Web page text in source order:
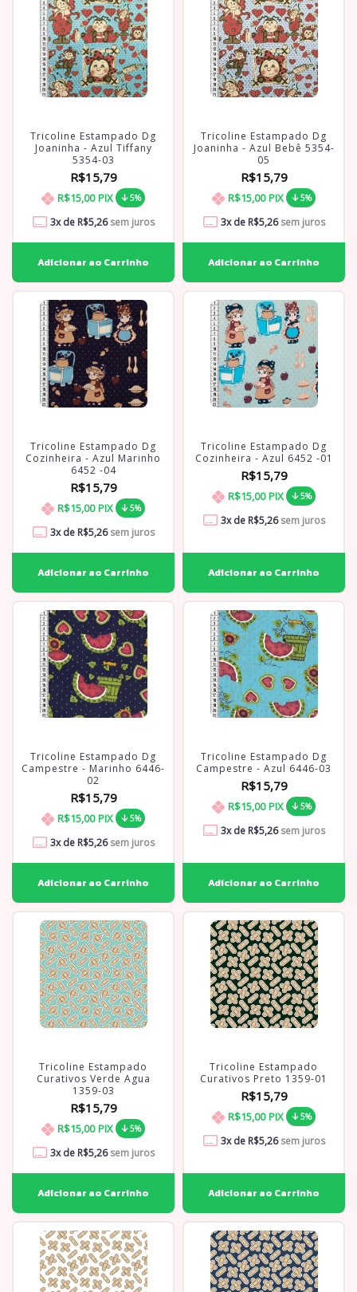
Tricoline Estampado Dg
Joaninha - Azul Tiffany
5354-03
R$15,79
R$15,00 PIX 5%
3x de R$5,26sem juros
Tricoline Estampado Dg
Joaninha - Azul Bebê 5354-
05
R$15,79
R$15,00 PIX 5%
3x de R$5,26sem juros
Tricoline Estampado Dg
Cozinheira - Azul Marinho
6452 -04
R$15,79
R$15,00 PIX 5%
3x de R$5,26sem juros
Tricoline Estampado Dg
Cozinheira - Azul 6452 -01
R$15,79
R$15,00 PIX 5%
3x de R$5,26sem juros
Tricoline Estampado Dg
Campestre - Marinho 6446-
02
R$15,79
R$15,00 PIX 5%
3x de R$5,26sem juros
Tricoline Estampado Dg
Campestre - Azul 6446-03
R$15,79
R$15,00 PIX 5%
3x de R$5,26sem juros
Tricoline Estampado
Curativos Verde Agua
1359-03
R$15,79
R$15,00 PIX 5%
3x de R$5,26sem juros
Tricoline Estampado
Curativos Preto 1359-01
R$15,79
R$15,00 PIX 5%
3x de R$5,26sem juros